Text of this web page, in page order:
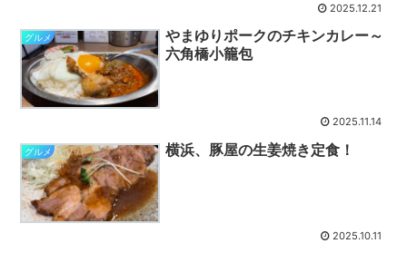
2025.12.21
グルメ
やまゆりポークのチキンカレー～
六角橋小籠包
2025.11.14
グルメ 横浜、豚屋の生姜焼き定食！
2025.10.11